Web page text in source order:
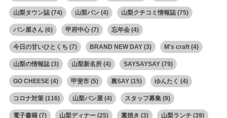
山梨タウン誌(74) 山梨パン(4) 山梨クチコミ情報誌(75)
パン屋さん(6) 甲府中心(7) 忘年会(4)
今日の甘いひとくち (7) BRAND NEW DAY(3) M's craft(4)
山梨の情報誌(3) 山梨新名所(4) SAYSAYSAY(79)
GO CHEESE(4) 甲斐市(5) 裏SAY(15) ゆんたく (4)
コロナ対策(116) 山梨パン屋(4) スタッフ募集(9)
電子書籍(7) 山梨ディナー(25) 藁焼き (3) 山梨ランチ(39)